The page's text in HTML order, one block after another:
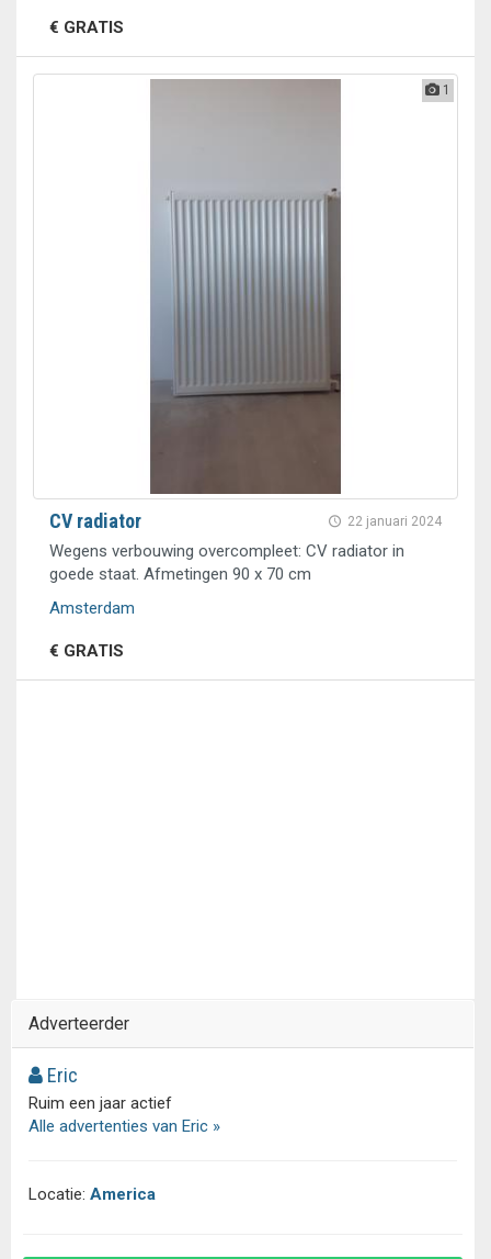
€ GRATIS
1
22 januari 2024
CV radiator
Wegens verbouwing overcompleet: CV radiator in
goede staat. Afmetingen 90 x 70 cm
Amsterdam
€ GRATIS
Adverteerder
Eric
Ruim een jaar actief
Alle advertenties van Eric »
Locatie: America